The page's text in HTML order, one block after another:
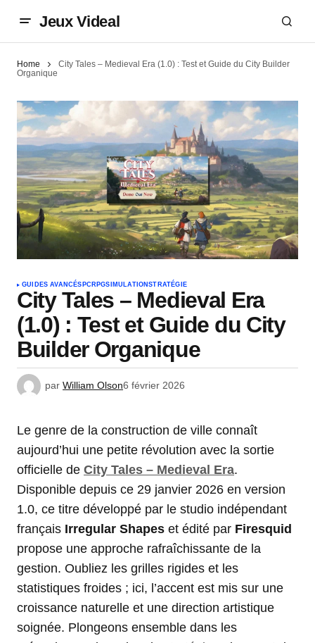
Jeux Videal
Home
City Tales – Medieval Era (1.0) : Test et Guide du City Builder
Organique
GUIDES AVANCÉS PC RPGSIMULATIONSTRATÉGIE
City Tales – Medieval Era
(1.0) : Test et Guide du City
Builder Organique
par William Olson6 février 2026
Le genre de la construction de ville connaît
aujourd’hui une petite révolution avec la sortie
officielle de City Tales – Medieval Era.
Disponible depuis ce 29 janvier 2026 en version
1.0, ce titre développé par le studio indépendant
français Irregular Shapes et édité par Firesquid
propose une approche rafraîchissante de la
gestion. Oubliez les grilles rigides et les
statistiques froides ; ici, l’accent est mis sur une
croissance naturelle et une direction artistique
soignée. Plongeons ensemble dans les